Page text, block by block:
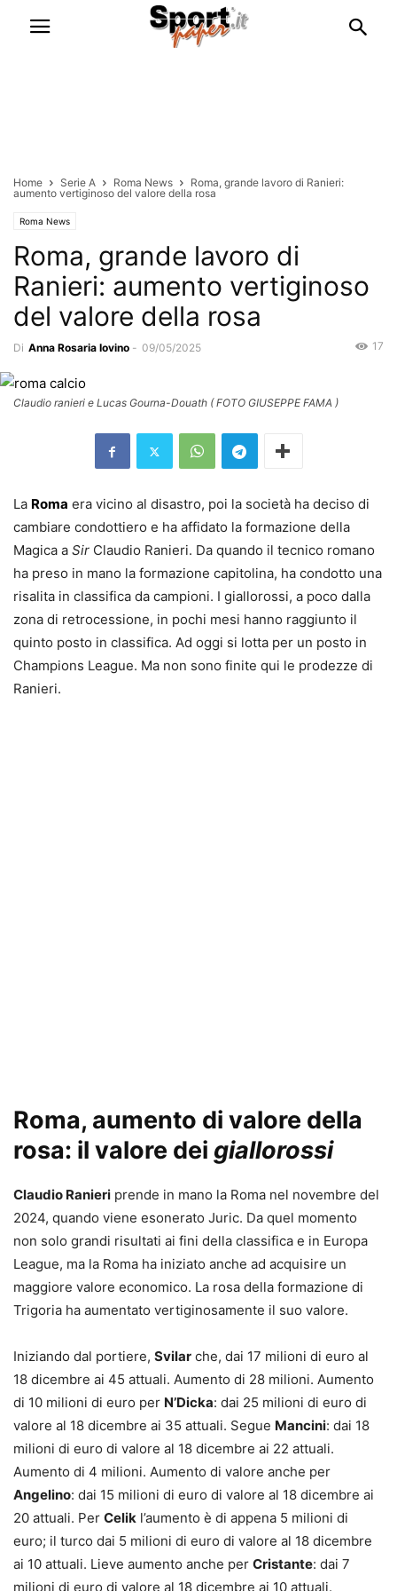
Home Serie A Roma News
Roma, grande lavoro di Ranieri:
aumento vertiginoso del valore della rosa
Roma News
Roma, grande lavoro di
Ranieri: aumento vertiginoso
del valore della rosa
Di Anna Rosaria Iovino - 09/05/2025 17
Claudio ranieri e Lucas Gourna-Douath ( FOTO GIUSEPPE FAMA )
La Roma era vicino al disastro, poi la società ha deciso di
cambiare condottiero e ha affidato la formazione della
Magica a Sir Claudio Ranieri. Da quando il tecnico romano
ha preso in mano la formazione capitolina, ha condotto una
risalita in classifica da campioni. I giallorossi, a poco dalla
zona di retrocessione, in pochi mesi hanno raggiunto il
quinto posto in classifica. Ad oggi si lotta per un posto in
Champions League. Ma non sono finite qui le prodezze di
Ranieri.
Roma, aumento di valore della
rosa: il valore dei giallorossi
Claudio Ranieri prende in mano la Roma nel novembre del
2024, quando viene esonerato Juric. Da quel momento
non solo grandi risultati ai fini della classifica e in Europa
League, ma la Roma ha iniziato anche ad acquisire un
maggiore valore economico. La rosa della formazione di
Trigoria ha aumentato vertiginosamente il suo valore.
Iniziando dal portiere, Svilar che, dai 17 milioni di euro al
18 dicembre ai 45 attuali. Aumento di 28 milioni. Aumento
di 10 milioni di euro per N’Dicka: dai 25 milioni di euro di
valore al 18 dicembre ai 35 attuali. Segue Mancini: dai 18
milioni di euro di valore al 18 dicembre ai 22 attuali.
Aumento di 4 milioni. Aumento di valore anche per
Angelino: dai 15 milioni di euro di valore al 18 dicembre ai
20 attuali. Per Celik l’aumento è di appena 5 milioni di
euro; il turco dai 5 milioni di euro di valore al 18 dicembre
ai 10 attuali. Lieve aumento anche per Cristante: dai 7
milioni di euro di valore al 18 dicembre ai 10 attuali.